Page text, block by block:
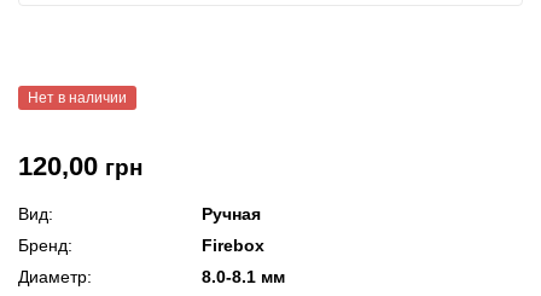
Нет в наличии
120,00 грн
Вид:
Ручная
Бренд:
Firebox
Диаметр:
8.0-8.1 мм